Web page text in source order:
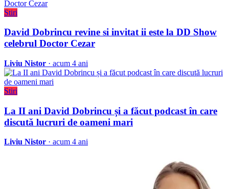
Stiri
David Dobrincu revine si invitat ii este la DD Show
celebrul Doctor Cezar
Liviu Nistor · acum 4 ani
Stiri
La II ani David Dobrincu și a făcut podcast în care
discută lucruri de oameni mari
Liviu Nistor · acum 4 ani